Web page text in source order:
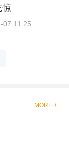
惊
07 11:25
MORE +